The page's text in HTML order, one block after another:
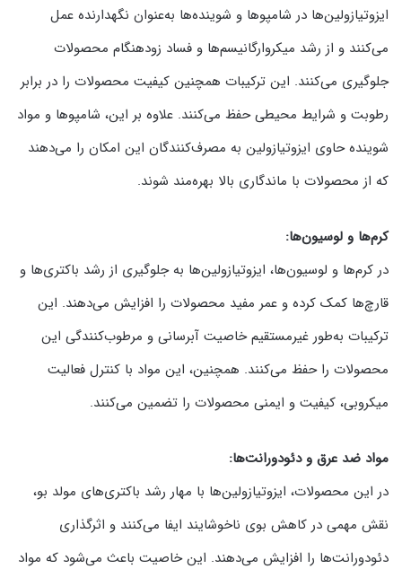
ایزوتیازولین‌ها در شامپوها و شوینده‌ها به‌عنوان نگهدارنده عمل
می‌کنند و از رشد میکروارگانیسم‌ها و فساد زودهنگام محصولات
جلوگیری می‌کنند. این ترکیبات همچنین کیفیت محصولات را در برابر
رطوبت و شرایط محیطی حفظ می‌کنند. علاوه بر این، شامپوها و مواد
شوینده حاوی ایزوتیازولین به مصرف‌کنندگان این امکان را می‌دهند
که از محصولات با ماندگاری بالا بهره‌مند شوند.
کرم‌ها و لوسیون‌ها:
در کرم‌ها و لوسیون‌ها، ایزوتیازولین‌ها به جلوگیری از رشد باکتری‌ها و
قارچ‌ها کمک کرده و عمر مفید محصولات را افزایش می‌دهند. این
ترکیبات به‌طور غیرمستقیم خاصیت آبرسانی و مرطوب‌کنندگی این
محصولات را حفظ می‌کنند. همچنین، این مواد با کنترل فعالیت
میکروبی، کیفیت و ایمنی محصولات را تضمین می‌کنند.
مواد ضد عرق و دئودورانت‌ها:
در این محصولات، ایزوتیازولین‌ها با مهار رشد باکتری‌های مولد بو،
نقش مهمی در کاهش بوی ناخوشایند ایفا می‌کنند و اثرگذاری
دئودورانت‌ها را افزایش می‌دهند. این خاصیت باعث می‌شود که مواد